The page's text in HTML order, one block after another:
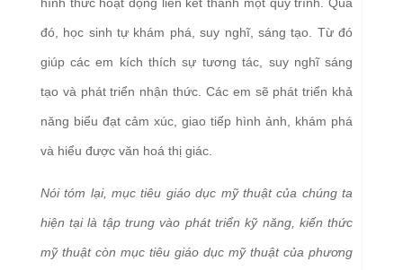
đó, học sinh tự khám phá, suy nghĩ, sáng tạo. Từ đó
giúp các em kích thích sự tương tác, suy nghĩ sáng
tạo và phát triển nhận thức. Các em sẽ phát triển khả
năng biểu đạt cảm xúc, giao tiếp hình ảnh, khám phá
và hiểu được văn hoá thị giác.
Nói tóm lại, mục tiêu giáo dục mỹ thuật của chúng ta
hiện tại là tập trung vào phát triển kỹ năng, kiến thức
mỹ thuật còn mục tiêu giáo dục mỹ thuật của phương